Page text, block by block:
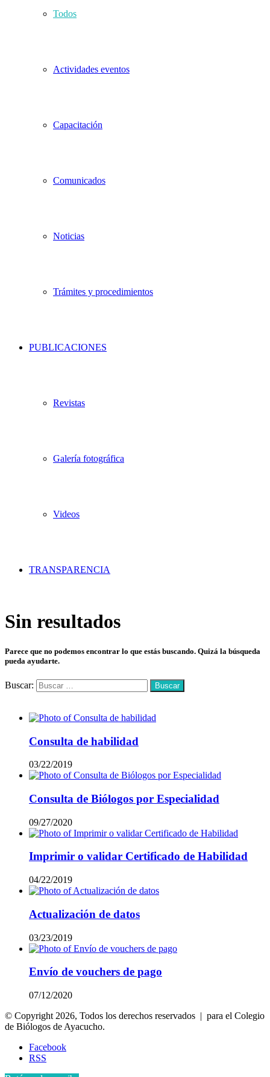
Todos
Actividades eventos
Capacitación
Comunicados
Noticias
Trámites y procedimientos
PUBLICACIONES
Revistas
Galería fotográfica
Videos
TRANSPARENCIA
Sin resultados
Parece que no podemos encontrar lo que estás buscando. Quizá la búsqueda
pueda ayudarte.
Buscar:
Consulta de habilidad
03/22/2019
Consulta de Biólogos por Especialidad
09/27/2020
Imprimir o validar Certificado de Habilidad
04/22/2019
Actualización de datos
03/23/2019
Envío de vouchers de pago
07/12/2020
© Copyright 2026, Todos los derechos reservados | para el Colegio
de Biólogos de Ayacucho.
Facebook
RSS